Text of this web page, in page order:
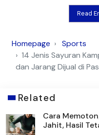
Read
Homepage
Sports
14 Jenis Sayuran
dan Jarang Dijual di
Related
Cara
Jahit, Hasil